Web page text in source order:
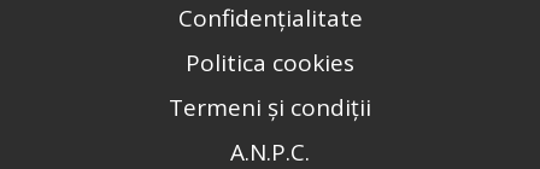
Confidențialitate
Politica cookies
Termeni și condiții
A.N.P.C.